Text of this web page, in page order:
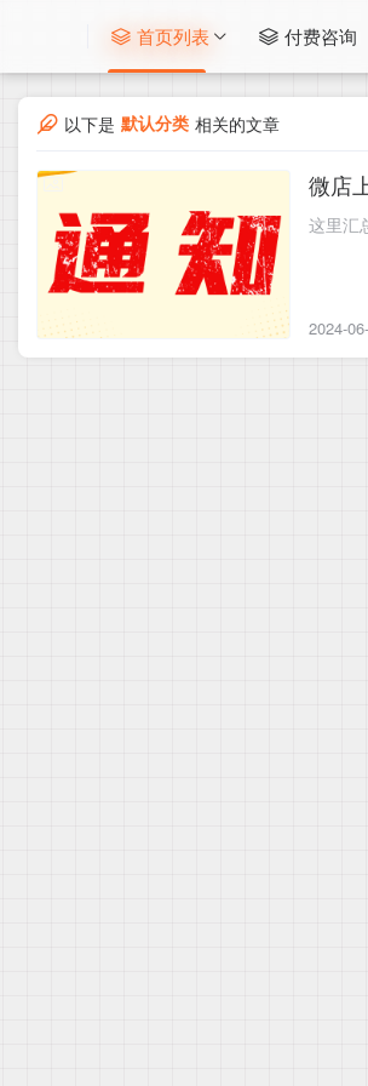
首页列表 付费咨询
以下是 默认分类 相关的文章
2024-
微店
这里汇
2024-